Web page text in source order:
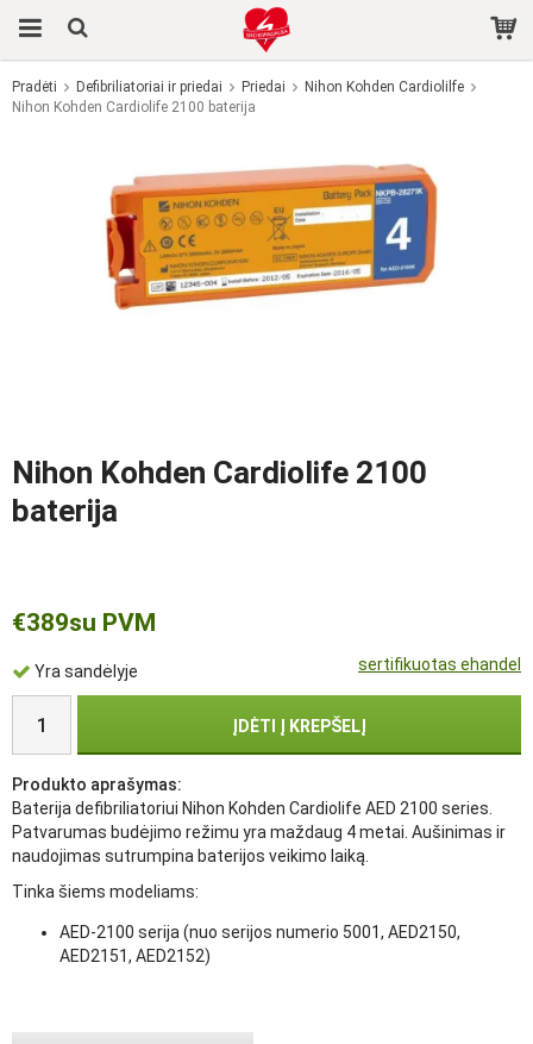
Produktas buvo įdėtas į jūsų krepšelį
Pradėti Defibriliatoriai ir priedai Priedai
Nihon Kohden Cardiolilfe
Nihon Kohden Cardiolife 2100 baterija
Nihon Kohden Cardiolife 2100
baterija
sertifikuotas ehandel
€389su PVM
Yra sandėlyje
ĮDĖTI Į KREPŠELĮ
Produkto aprašymas:
Baterija defibriliatoriui Nihon Kohden Cardiolife AED 2100 series.
Patvarumas budėjimo režimu yra maždaug 4 metai. Aušinimas ir
naudojimas sutrumpina baterijos veikimo laiką.
Tinka šiems modeliams:
AED-2100 serija (nuo serijos numerio 5001, AED2150,
AED2151, AED2152)